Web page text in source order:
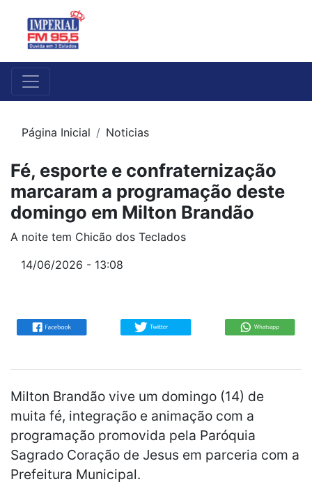
Página Inicial Noticias
Fé, esporte e confraternização
marcaram a programação deste
domingo em Milton Brandão
A noite tem Chicão dos Teclados
14/06/2026 - 13:08
Milton Brandão vive um domingo (14) de
muita fé, integração e animação com a
programação promovida pela Paróquia
Sagrado Coração de Jesus em parceria com a
Prefeitura Municipal.